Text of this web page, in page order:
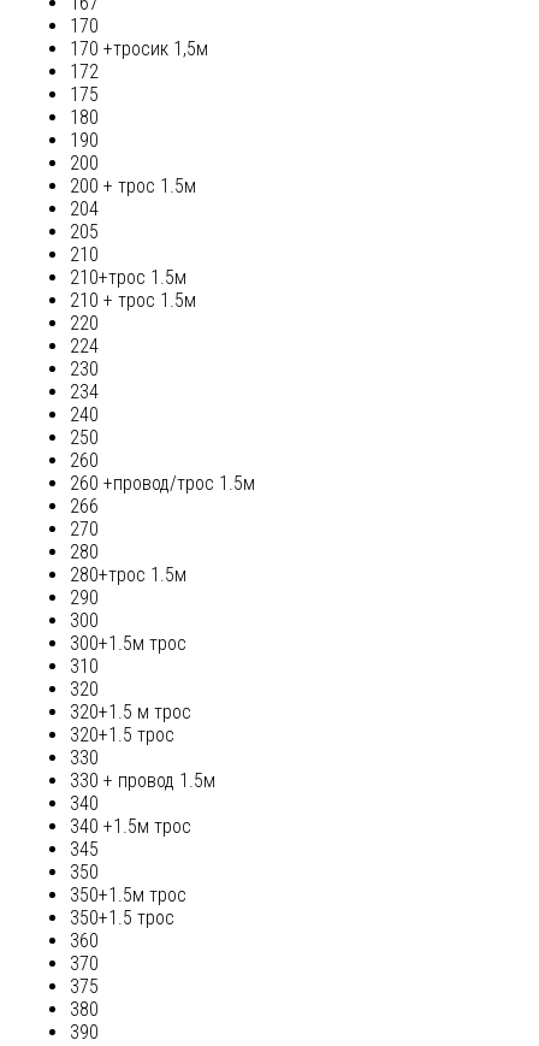
170
170 +тросик 1,5м
172
175
180
190
200
200 + трос 1.5м
204
205
210
210+трос 1.5м
210 + трос 1.5м
220
224
230
234
240
250
260
260 +провод/трос 1.5м
266
270
280
280+трос 1.5м
290
300
300+1.5м трос
310
320
320+1.5 м трос
320+1.5 трос
330
330 + провод 1.5м
340
340 +1.5м трос
345
350
350+1.5м трос
350+1.5 трос
360
370
375
380
390